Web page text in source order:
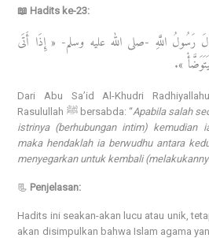
📖 Hadits ke-23:
اللَّهِ -صلى الله عليه وسلم- « إِذَا أَتَى
».
Dari Abu Sa’id Al-Khudri
Rasulullah ﷺ bersabda: “Apabila salah
istrinya (berhubungan intim) kemudian
maka hendaklah ia berwudhu antara
menyegarkan untuk kembali
📃 Penjelasan:
Hadits ini seakan-akan lucu atau unik,
akan disimpulkan bahwa Islam agama